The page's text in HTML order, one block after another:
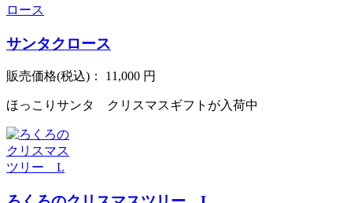
サンタクロース
販売価格(税込)： 11,000 円
ほっこりサンタ クリスマスギフトが入荷中